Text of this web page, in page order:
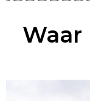
Waar